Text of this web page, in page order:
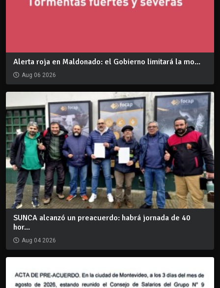
Alerta roja en Maldonado: el Gobierno limitará la mo...
Aug 06 2026
SUNCA alcanzó un preacuerdo: habrá jornada de 40
hor...
Aug 04 2026